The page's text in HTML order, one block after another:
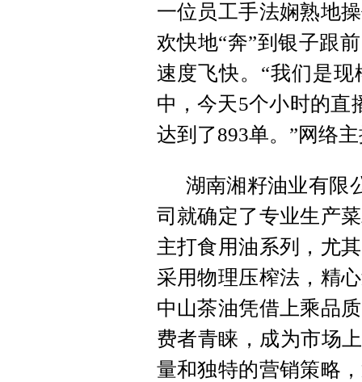
一位员工手法娴熟地
欢快地“奔”到银子跟
速度飞快。“我们是
中，今天5个小时的直
达到了893单。”网络
湖南湘籽油业有限
司就确定了专业生产
主打食用油系列，尤
采用物理压榨法，精
中山茶油凭借上乘品
费者青睐，成为市场
量和独特的营销策略